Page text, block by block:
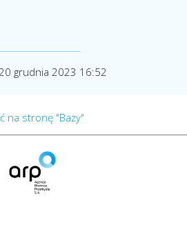
grudnia 2023 16:52
na stronę "Bazy"